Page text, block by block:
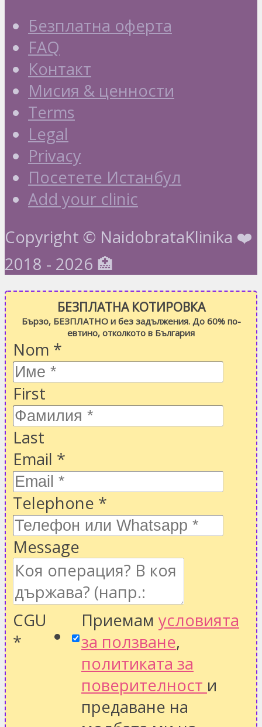
Безплатна оферта
FAQ
Контакт
Мисия & ценности
Terms
Legal
Privacy
Посетете Истанбул
Add your clinic
Copyright © NaidobrataKlinika ❤️
2018 - 2026 🏥
БЕЗПЛАТНА КОТИРОВКА
Бързо, БЕЗПЛАТНО и без задължения. До 60% по-
евтино, отколкото в България
Nom *
First
Last
Email *
Telephone *
Message
CGU
*
Приемам условията
за ползване,
политиката за
поверителност и
предаване на